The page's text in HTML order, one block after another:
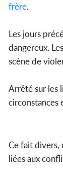
frère.
Les jours
dangereux.
scène de
Arrêté sur les
circonstances
Ce fait divers,
liées aux